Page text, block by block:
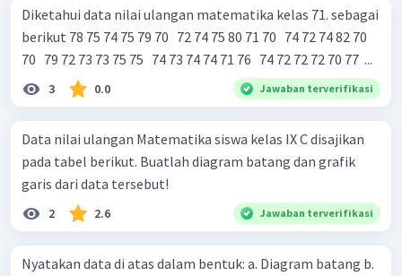
Diketahui data nilai ulangan matematika kelas 71. sebagai
berikut 78 75 74 75 79 70 ​ ​ 72 74 75 80 71 70 ​ ​ 74 72 74 82 70
70 ​ ​ 79 72 73 73 75 75 ​ ​ 74 73 74 74 71 76 ​ ​ 74 72 72 72 70 77 ​ ​...
3 0.0 Jawaban terverifikasi
Data nilai ulangan Matematika siswa kelas IX C disajikan
pada tabel berikut. Buatlah diagram batang dan grafik
garis dari data tersebut!
2 2.6 Jawaban terverifikasi
Nyatakan data di atas dalam bentuk: a. Diagram batang b.